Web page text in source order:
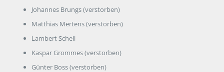
Johannes Brungs (verstorben)
Matthias Mertens (verstorben)
Lambert Schell
Kaspar Grommes (verstorben)
Günter Boss (verstorben)